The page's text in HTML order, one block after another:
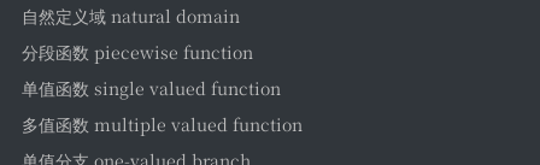
自然定义域 natural domain
分段函数 piecewise function
单值函数 single valued function
多值函数 multiple valued function